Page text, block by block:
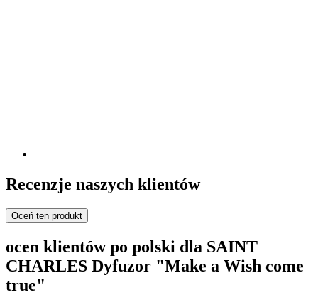
Recenzje naszych klientów
Oceń ten produkt
ocen klientów po polski dla SAINT
CHARLES Dyfuzor "Make a Wish come
true"